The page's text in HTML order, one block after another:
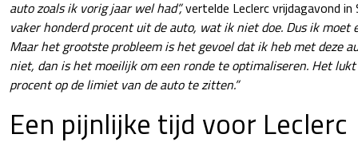
auto zoals ik vorig jaar wel had”,vertelde Leclerc vrijdagavond in
vaker honderd procent uit de auto, wat ik niet doe. Dus ik moet
Maar het grootste probleem is het gevoel dat ik heb met deze
niet, dan is het moeilijk om een ronde te optimaliseren. Het
procent op de limiet van de auto te zitten.”
Een pijnlijke tijd voor Leclerc